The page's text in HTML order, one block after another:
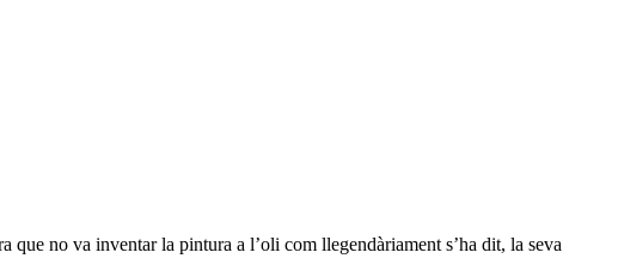
no va inventar la pintura a l’oli com llegendàriament s’ha dit, la seva